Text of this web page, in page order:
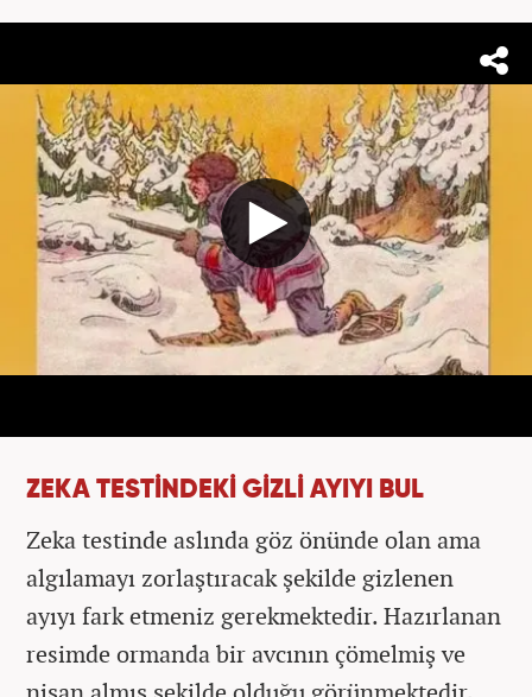
ZEKA TESTİNDEKİ GİZLİ AYIYI BUL
Zeka testinde aslında göz önünde olan ama
algılamayı zorlaştıracak şekilde gizlenen
ayıyı fark etmeniz gerekmektedir. Hazırlanan
resimde ormanda bir avcının çömelmiş ve